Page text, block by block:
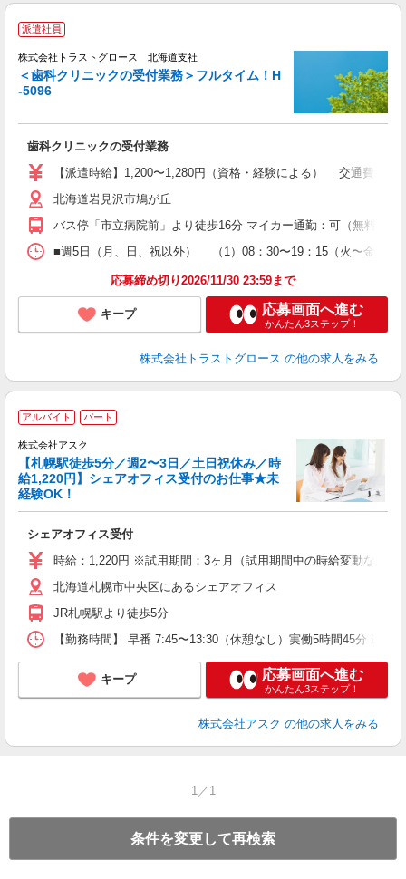
派遣社員
株式会社トラストグロース 北海道支社
＜歯科クリニックの受付業務＞フルタイム！H
-5096
歯科クリニックの受付業務
【派遣時給】1,200〜1,280円（資格・経験による） 交通費別途
北海道岩見沢市鳩が丘
バス停「市立病院前」より徒歩16分 マイカー通勤：可（無料駐車
■週5日（月、日、祝以外） （1）08：30〜19：15（火〜金
応募締め切り2026/11/30 23:59まで
キープ 応募画面へ進む
かんたん3ステップ！
株式会社トラストグロース の他の求人をみる
アルバイト パート
株式会社アスク
【札幌駅徒歩5分／週2〜3日／土日祝休み／時
給1,220円】シェアオフィス受付のお仕事★未
経験OK！
シェアオフィス受付
時給：1,220円 ※試用期間：3ヶ月（試用期間中の時給変動なし
北海道札幌市中央区にあるシェアオフィス
JR札幌駅より徒歩5分
【勤務時間】 早番 7:45〜13:30（休憩なし）実働5時間45分 遅
キープ 応募画面へ進む
かんたん3ステップ！
株式会社アスク の他の求人をみる
1／1
条件を変更して再検索